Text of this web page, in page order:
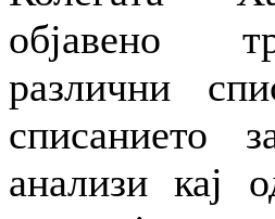
објавено
различни
списанието
анализи кај